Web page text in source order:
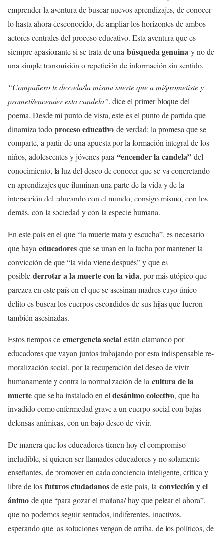
emprender la aventura de buscar nuevos aprendizajes, de conocer
lo hasta ahora desconocido, de ampliar los horizontes de ambos
actores centrales del proceso educativo. Esta aventura que es
siempre apasionante si se trata de una búsqueda genuina y no de
una simple transmisión o repetición de información sin sentido.
“Compañero te desvela/la misma suerte que a mí/prometiste y
prometí/encender esta candela”, dice el primer bloque del
poema. Desde mi punto de vista, este es el punto de partida que
dinamiza todo proceso educativo de verdad: la promesa que se
comparte, a partir de una apuesta por la formación integral de los
niños, adolescentes y jóvenes para “encender la candela” del
conocimiento, la luz del deseo de conocer que se va concretando
en aprendizajes que iluminan una parte de la vida y de la
interacción del educando con el mundo, consigo mismo, con los
demás, con la sociedad y con la especie humana.
En este país en el que “la muerte mata y escucha”, es necesario
que haya educadores que se unan en la lucha por mantener la
convicción de que “la vida viene después” y que es
posible derrotar a la muerte con la vida, por más utópico que
parezca en este país en el que se asesinan madres cuyo único
delito es buscar los cuerpos escondidos de sus hijas que fueron
también asesinadas.
Estos tiempos de emergencia social están clamando por
educadores que vayan juntos trabajando por esta indispensable re-
moralización social, por la recuperación del deseo de vivir
humanamente y contra la normalización de la cultura de la
muerte que se ha instalado en el desánimo colectivo, que ha
invadido como enfermedad grave a un cuerpo social con bajas
defensas anímicas, con un bajo deseo de vivir.
De manera que los educadores tienen hoy el compromiso
ineludible, si quieren ser llamados educadores y no solamente
enseñantes, de promover en cada conciencia inteligente, crítica y
libre de los futuros ciudadanos de este país, la convicción y el
ánimo de que “para gozar el mañana/ hay que pelear el ahora”,
que no podemos seguir sentados, indiferentes, inactivos,
esperando que las soluciones vengan de arriba, de los políticos, de